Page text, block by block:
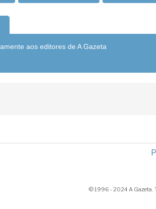
aos editores de A Gazeta
© 1996 - 2024 A Gazeta.